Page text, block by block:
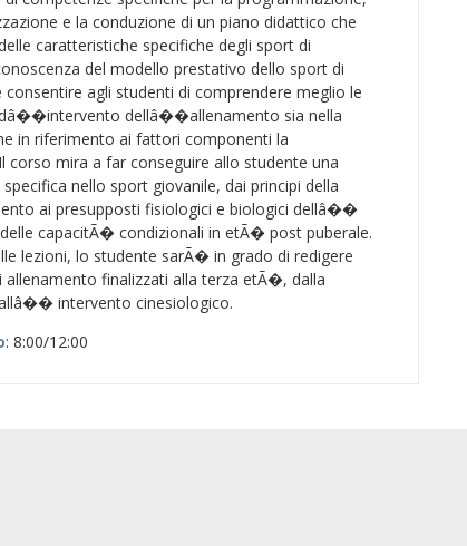
e la conduzione di un piano didattico che
caratteristiche specifiche degli sport di
del modello prestativo dello sport di
consentire agli studenti di comprendere meglio le
dellâ��allenamento sia nella
in riferimento ai fattori componenti la
corso mira a far conseguire allo studente una
nello sport giovanile, dai principi della
ai presupposti fisiologici e biologici dellâ��
capacitÃ� condizionali in etÃ� post puberale.
lezioni, lo studente sarÃ� in grado di redigere
allenamento finalizzati alla terza etÃ�, dalla
intervento cinesiologico.
: 8:00/12:00